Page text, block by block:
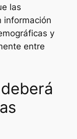
las
información
y
entre